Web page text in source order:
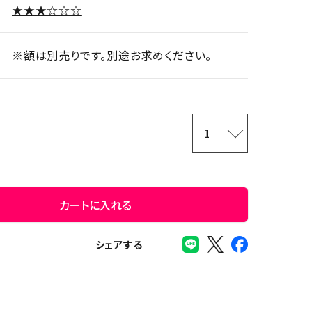
★★★☆☆☆
※額は別売りです。別途お求めください。
カートに入れる
シェアする